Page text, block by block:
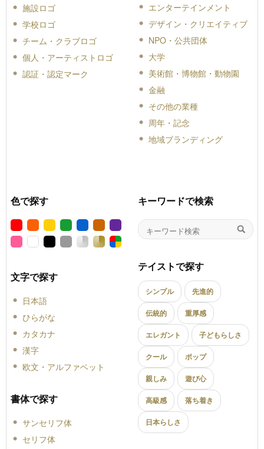
施設ロゴ
学校ロゴ
チーム・クラブロゴ
個人・アーティストロゴ
認証・認定マーク
エンターテインメント
デザイン・クリエイティブ
NPO・公共団体
大学
美術館・博物館・動物園
金融
その他の業種
周年・記念
地域ブランディング
色で探す
文字で探す
日本語
ひらがな
カタカナ
漢字
欧文・アルファベット
書体で探す
サンセリフ体
セリフ体
キーワードで検索
テイストで探す
シンプル 先進的
伝統的 重厚感
エレガント 子どもらしさ
クール ポップ
親しみ 遊び心
高級感 落ち着き
日本らしさ